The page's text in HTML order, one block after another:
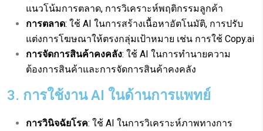
แนวโน้มการตลาด, การวิเคราะห์พฤติกรรมลูกค้า
การตลาด: ใช้ AI ในการสร้างเนื้อหาอัตโนมัติ, การปรับ
แต่งการโฆษณาให้ตรงกลุ่มเป้าหมาย เช่น การใช้ Copy.ai
การจัดการสินค้าคงคลัง: ใช้ AI ในการทำนายความ
ต้องการสินค้าและการจัดการสินค้าคงคลัง
3. การใช้งาน AI ในด้านการแพทย์
การวินิจฉัยโรค: ใช้ AI ในการวิเคราะห์ภาพทางการ